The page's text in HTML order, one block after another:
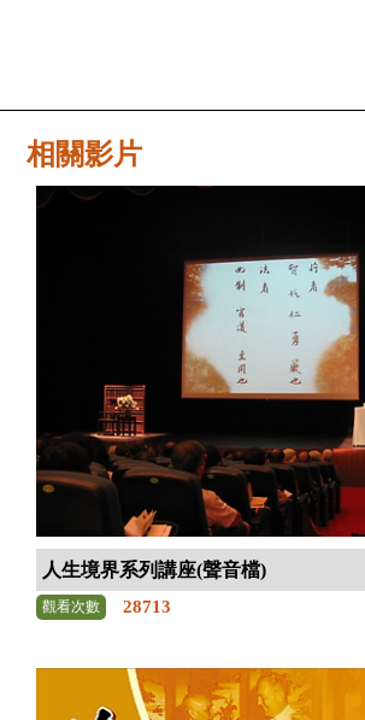
相關影片
人生境界系列講座(聲音檔)
觀看次數 28713